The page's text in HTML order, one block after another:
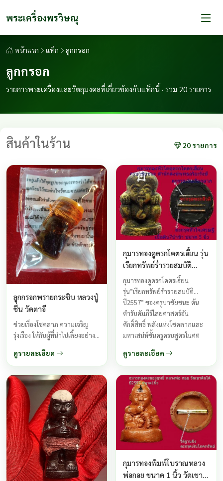
พระเครื่องพรวิษณุ
หน้าแรก แท็ก ลูกกรอก
ลูกกรอก
รายการพระเครื่องและวัตถุมงคลที่เกี่ยวข้องกับแท็กนี้ · รวม 20 รายการ
สินค้าในร้าน 20 รายการ
ลูกกรอกพรายกระซิบ หลวงปู่
ชื่น วัดตาอี
ช่วยเรื่องโชคลาภ ความเจริญ
รุ่งเรือง ให้กับผู้ที่นำไปเลี้ยงอย่าง
รุ่นนี้จะให้เขาช่วยเหลืออะไรเลี้ยง
เข้าให้ดี เขาจะเป็นกำลังหลัก
สำคัญของเราได้
ดูรายละเอียด
กุมารทองดูดรกโคตรเฮี้ยน รุ่น
เรียกทรัพย์ร่ำรวยสมบัติ
ครูบาชัยชนะ สำนักสงฆ์พุทธ
อริยะรังษี ปี2557
กุมารทองดูดรกโคตรเฮี้ยน
รุ่น”เรียกทรัพย์ร่ำรวยสมบัติ
ปี2557” ของครูบาชัยชนะ ต้น
ตำรับคัมภีร์ไสยศาสตร์อัน
ศักดิ์สิทธิ์ พลังแห่งโชคลาภและ
มหาเสน่ห์ชั้นครูครบสูตรในศต
ดูรายละเอียด
กุมารทองพิมพ์โบราณหลวง
พ่อกอย ขนาด 1 นิ้ว วัดเขา